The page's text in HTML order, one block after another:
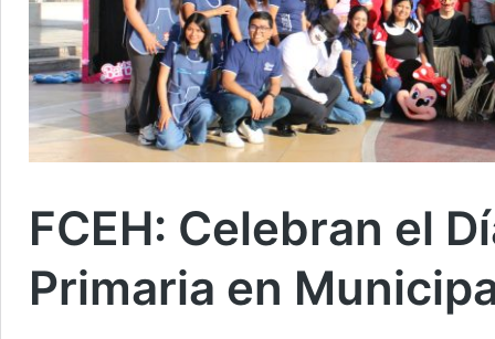
FCEH: Celebran el
Primaria en